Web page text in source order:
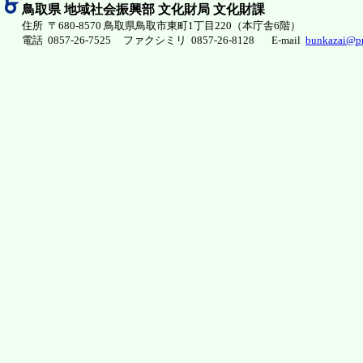
鳥取県 地域社会振興部 文化財局 文化財課
住所 〒680-8570 鳥取県鳥取市東町1丁目220（本庁舎6階）
電話 0857-26-7525 ファクシミリ 0857-26-8128
E-mail